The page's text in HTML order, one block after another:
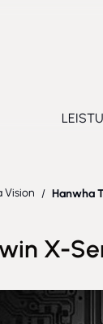
Vision / Hanwha
X-